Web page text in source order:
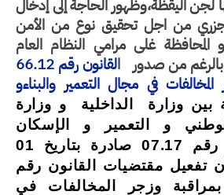
لجن اليقظة،وظهور الحاجة إلى إدخال
من اجل تحقيق نوع من الأمن
المحافظة غلى مرامي النظام العام
بالرغم من صدور
ا
لقانون رقم 66.12
المخالفات في مجال التعمير والبناءو
بين وزارة الداخلية و وزارة
و التعمير و الإسكان
وسياسة المدينة رقم 07.17 صادرة بتاريخ 01
بشأن تفعيل مقتضيات القانون رقم
بمراقبة وزجر المخالفات في